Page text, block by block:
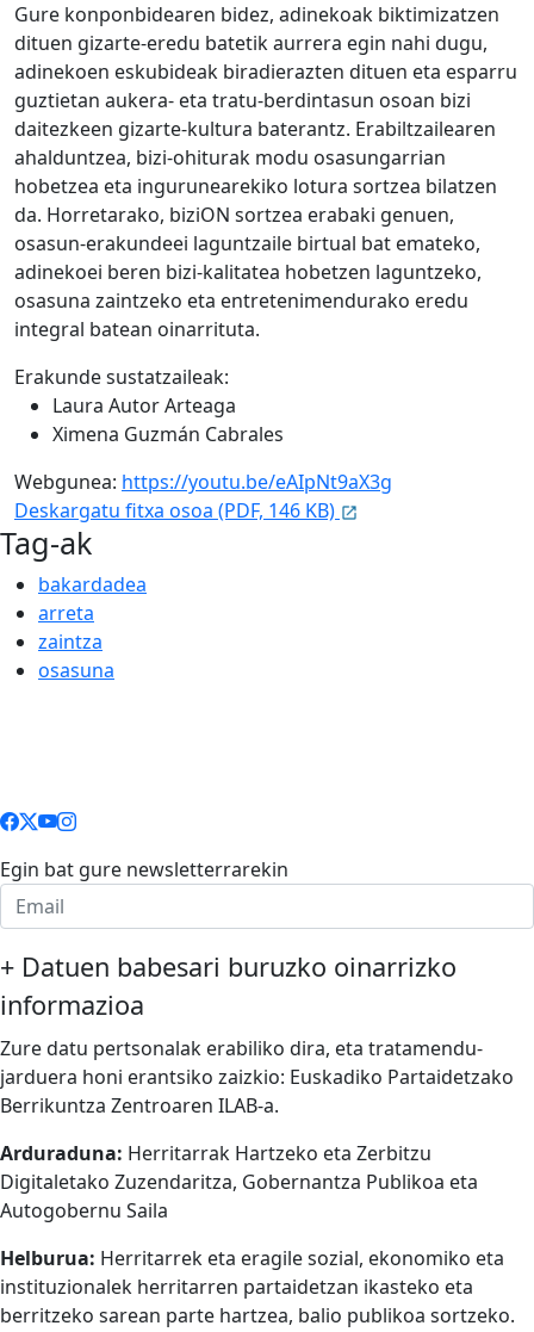
Gure konponbidearen bidez, adinekoak biktimizatzen
dituen gizarte-eredu batetik aurrera egin nahi dugu,
adinekoen eskubideak biradierazten dituen eta esparru
guztietan aukera- eta tratu-berdintasun osoan bizi
daitezkeen gizarte-kultura baterantz. Erabiltzailearen
ahalduntzea, bizi-ohiturak modu osasungarrian
hobetzea eta ingurunearekiko lotura sortzea bilatzen
da. Horretarako, biziON sortzea erabaki genuen,
osasun-erakundeei laguntzaile birtual bat emateko,
adinekoei beren bizi-kalitatea hobetzen laguntzeko,
osasuna zaintzeko eta entretenimendurako eredu
integral batean oinarrituta.
Erakunde sustatzaileak:
Laura Autor Arteaga
Ximena Guzmán Cabrales
Webgunea: https://youtu.be/eAIpNt9aX3g
Deskargatu fitxa osoa (PDF, 146 KB)
Tag-ak
bakardadea
arreta
zaintza
osasuna
Egin bat gure newsletterrarekin
+ Datuen babesari buruzko oinarrizko
informazioa
Zure datu pertsonalak erabiliko dira, eta tratamendu-
jarduera honi erantsiko zaizkio: Euskadiko Partaidetzako
Berrikuntza Zentroaren ILAB-a.
Arduraduna: Herritarrak Hartzeko eta Zerbitzu
Digitaletako Zuzendaritza, Gobernantza Publikoa eta
Autogobernu Saila
Helburua: Herritarrek eta eragile sozial, ekonomiko eta
instituzionalek herritarren partaidetzan ikasteko eta
berritzeko sarean parte hartzea, balio publikoa sortzeko.